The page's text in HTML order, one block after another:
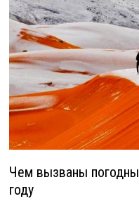
Чем вызваны
году